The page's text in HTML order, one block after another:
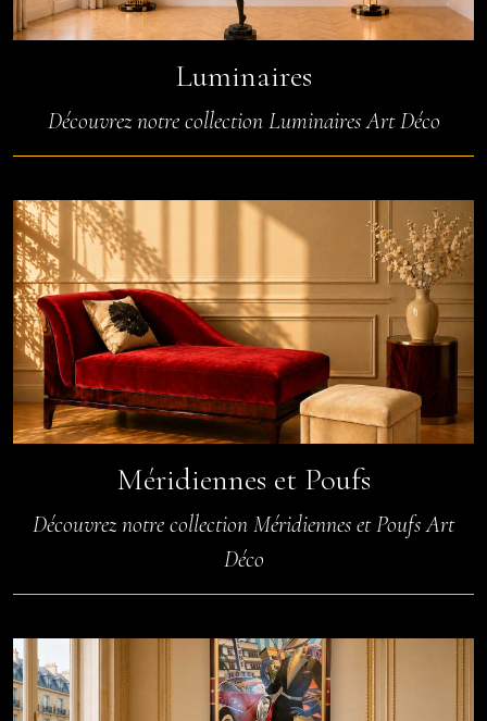
Luminaires
Découvrez notre collection Luminaires Art Déco
Méridiennes et Poufs
Découvrez notre collection Méridiennes et Poufs Art
Déco